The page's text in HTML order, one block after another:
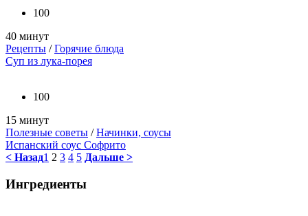
100
40 минут
Рецепты /Горячие блюда
Суп из лука-порея
100
15 минут
Полезные советы /Начинки, соусы
Испанский соус Софрито
< Назад1 2 3 4 5 Дальше >
Ингредиенты